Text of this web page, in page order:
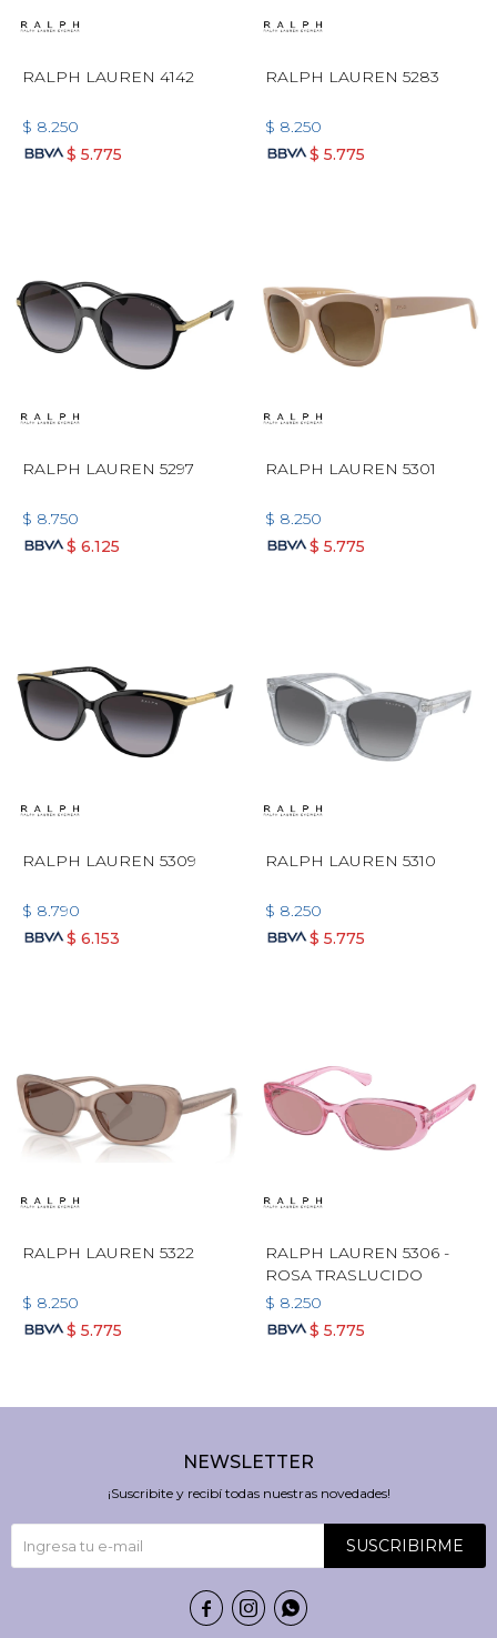
RALPH LAUREN 4142
$ 8.250
$ 5.775
RALPH LAUREN 5283
$ 8.250
$ 5.775
RALPH LAUREN 5297
$ 8.750
$ 6.125
RALPH LAUREN 5301
$ 8.250
$ 5.775
RALPH LAUREN 5309
$ 8.790
$ 6.153
RALPH LAUREN 5310
$ 8.250
$ 5.775
RALPH LAUREN 5322
$ 8.250
$ 5.775
RALPH LAUREN 5306 -
ROSA TRASLUCIDO
$ 8.250
$ 5.775
NEWSLETTER
¡Suscribite y recibí todas nuestras novedades!
SUSCRIBIRME
  